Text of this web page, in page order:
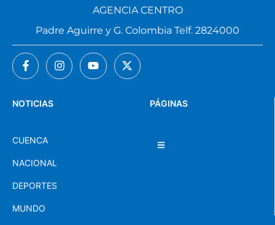
PÁGINAS
NOTICIAS
CUENCA
NACIONAL
DEPORTES
MUNDO
AGENCIA CENTRO
Padre Aguirre y G. Colombia Telf. 2824000